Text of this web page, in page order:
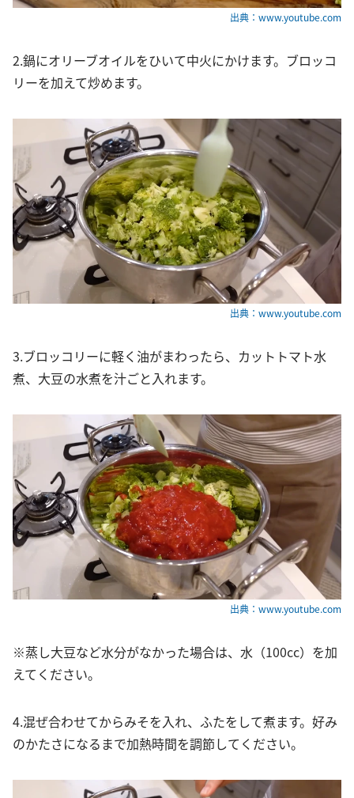
出典：www.youtube.com
2.鍋にオリーブオイルをひいて中火にかけます。ブロッコ
リーを加えて炒めます。
出典：www.youtube.com
3.ブロッコリーに軽く油がまわったら、カットトマト水
煮、大豆の水煮を汁ごと入れます。
出典：www.youtube.com
※蒸し大豆など水分がなかった場合は、水（100cc）を加
えてください。
4.混ぜ合わせてからみそを入れ、ふたをして煮ます。好み
のかたさになるまで加熱時間を調節してください。